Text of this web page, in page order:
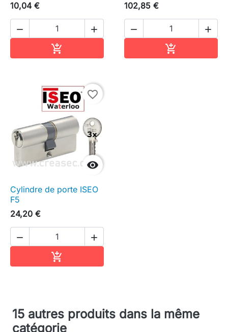
10,04 €
 

102,85 €
 


favorite_border
Cylindre de porte ISEO
F5
24,20 €
 

15 autres produits dans la même
catégorie